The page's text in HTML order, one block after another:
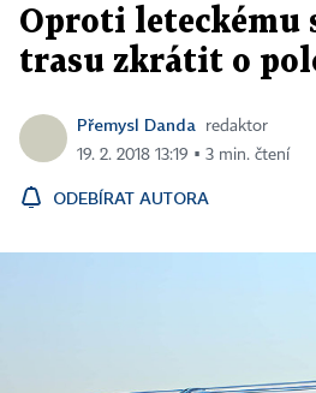
Oproti leteckému
trasu zkrátit o
Přemysl Danda
redaktor
19. 2. 2018 13:19 ▪ 3 min. čtení
ODEBÍRAT AUTORA